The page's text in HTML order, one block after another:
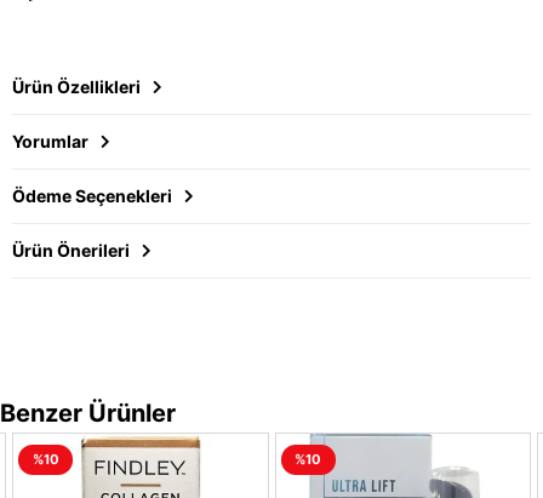
Ürün Özellikleri
Yorumlar
Ödeme Seçenekleri
Ürün Önerileri
Benzer Ürünler
%10 %10